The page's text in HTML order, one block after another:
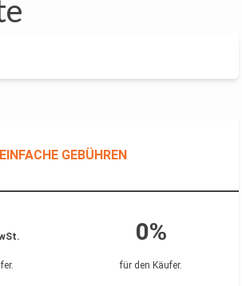
EINFACHE GEBÜHREN
0%
. für den Käufer.